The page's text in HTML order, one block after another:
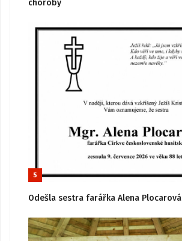
choroby
5
Odešla sestra farářka Alena Plocarová